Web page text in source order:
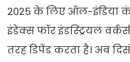
2025 के लिए ऑल-इंडिया
इंडेक्स फॉर इंडस्ट्रियल
तरह डिपेंड करता है। अब